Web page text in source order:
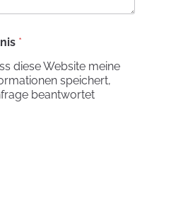
*
diese Website meine
speichert,
beantwortet